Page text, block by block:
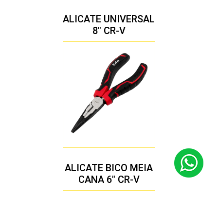
ALICATE UNIVERSAL
8″ CR-V
ALICATE BICO MEIA
CANA 6″ CR-V